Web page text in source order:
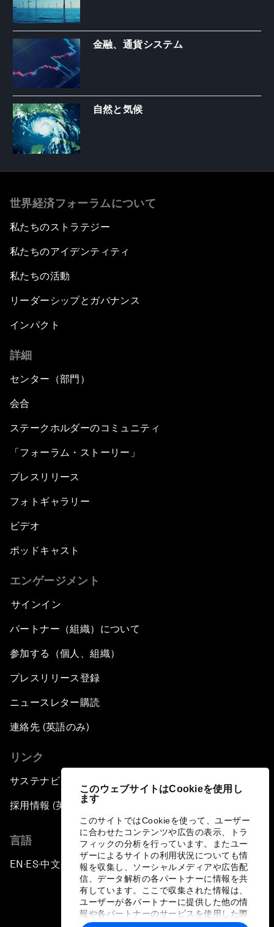
このウェブサイトはCookieを使用し
ます
このサイトではCookieを使って、ユーザー
に合わせたコンテンツや広告の表示、トラ
フィックの分析を行っています。またユー
ザーによるサイトの利用状況についても情
報を収集し、ソーシャルメディアや広告配
信、データ解析の各パートナーに情報を共
有しています。ここで収集された情報は、
ユーザーが各パートナーに提供した他の情
報や各パートナーのサービスを使用した際
金融、通貨システム
自然と気候
世界経済フォーラムについて
私たちのストラテジー
私たちのアイデンティティ
私たちの活動
リーダーシップとガバナンス
インパクト
詳細
センター（部門）
会合
ステークホルダーのコミュニティ
「フォーラム・ストーリー」
プレスリリース
フォトギャラリー
ビデオ
ポッドキャスト
エンゲージメント
サインイン
パートナー（組織）について
参加する（個人、組織）
プレスリリース登録
ニュースレター購読
連絡先 (英語のみ)
リンク
サステナビリティへの取り組み
採用情報 (英語のみ)
言語
EN ▪ES▪中文▪ 日本語